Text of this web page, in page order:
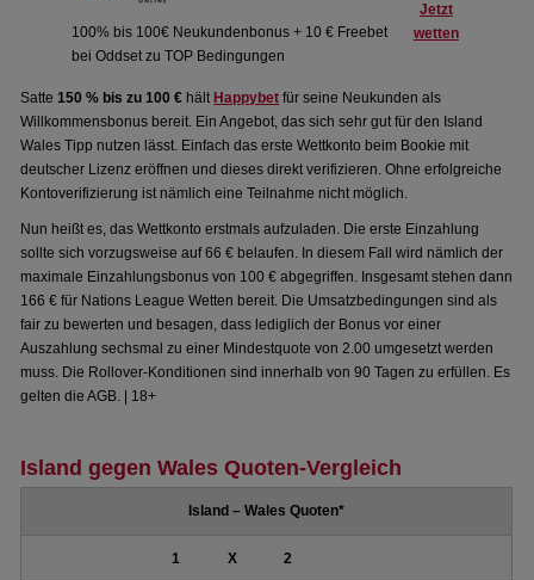
100% bis 100€ Neukundenbonus + 10 € Freebet
bei Oddset zu TOP Bedingungen
Jetzt
wetten
Satte150 % bis zu 100 € hält Happybet für seine Neukunden als
Willkommensbonus bereit. Ein Angebot, das sich sehr gut für den Island
Wales Tipp nutzen lässt. Einfach das erste Wettkonto beim Bookie mit
deutscher Lizenz eröffnen und dieses direkt verifizieren. Ohne erfolgreiche
Kontoverifizierung ist nämlich eine Teilnahme nicht möglich.
Nun heißt es, das Wettkonto erstmals aufzuladen. Die erste Einzahlung
sollte sich vorzugsweise auf 66 € belaufen. In diesem Fall wird nämlich der
maximale Einzahlungsbonus von 100 € abgegriffen. Insgesamt stehen dann
166 € für Nations League Wetten bereit. Die Umsatzbedingungen sind als
fair zu bewerten und besagen, dass lediglich der Bonus vor einer
Auszahlung sechsmal zu einer Mindestquote von 2.00 umgesetzt werden
muss. Die Rollover-Konditionen sind innerhalb von 90 Tagen zu erfüllen. Es
gelten die AGB. | 18+
Island gegen Wales Quoten-Vergleich
Island – Wales Quoten*
1 X 2